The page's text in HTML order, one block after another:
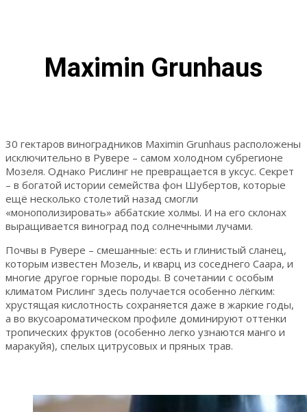
Maximin Grunhaus
30 гектаров виноградников Maximin Grunhaus расположены
исключительно в Рувере – самом холодном субрегионе
Мозеля. Однако Рислинг не превращается в уксус. Секрет
– в богатой истории семейства фон Шубертов, которые
ещё несколько столетий назад смогли
«монополизировать» аббатские холмы. И на его склонах
выращивается виноград под солнечными лучами.
Почвы в Рувере – смешанные: есть и глинистый сланец,
которым известен Мозель, и кварц из соседнего Саара, и
многие другое горные породы. В сочетании с особым
климатом Рислинг здесь получается особенно лёгким:
хрустящая кислотность сохраняется даже в жаркие годы,
а во вкусоароматическом профиле доминируют оттенки
тропических фруктов (особенно легко узнаются манго и
маракуйя), спелых цитрусовых и пряных трав.